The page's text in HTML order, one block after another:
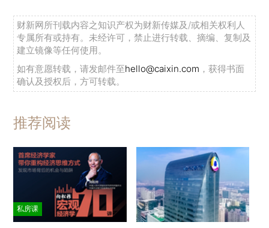
财新网所刊载内容之知识产权为财新传媒及/或相关权利人
专属所有或持有。未经许可，禁止进行转载、摘编、复制及
建立镜像等任何使用。
如有意愿转载，请发邮件至hello@caixin.com ，获得书面
确认及授权后，方可转载。
推荐阅读
私房课